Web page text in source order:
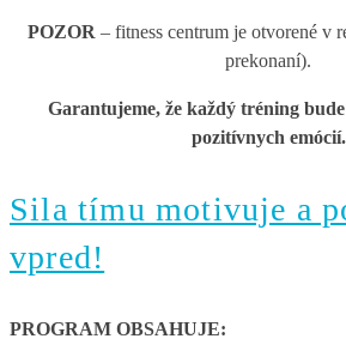
POZOR – fitness centrum je otvorené v
prekonaní).
Garantujeme, že každý tréning
pozitívnych emócií.
Sila tímu motivuje a
vpred!
PROGRAM OBSAHUJE: